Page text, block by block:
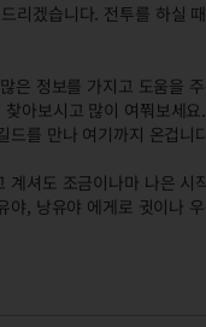
리겠습니다. 전투를 하실
은 정보를 가지고 도움을
아보시고 많이 여쭤보세요.
드를 만나 여기까지 온겁니
계셔도 조금이나마 나은 시
야, 낭유야 에게로 귓이나